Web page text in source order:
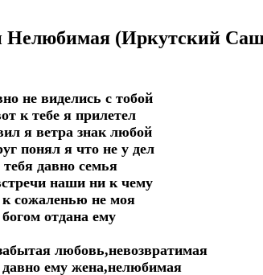
Нелюбимая (Иркутский
не виделись с тобой
к тебе я прилетел
я ветра знак любой
понял я что не у дел
давно семья
наши ни к чему
сожаленью не моя
отдана ему
любовь,невозвратимая
ему жена,нелюбимая